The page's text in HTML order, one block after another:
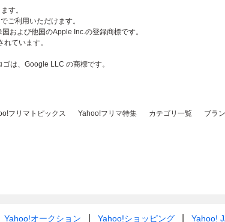
す。
ご利用いただけます。
および他国のApple Inc.の登録商標です。
ています。
は、Google LLC の商標です。
フリマトピックス Yahoo!フリマ特集 カテゴリ一覧 ブラ
Yahoo!オークション Yahoo!ショッピング Yahoo!